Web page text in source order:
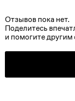
Отзывов пока нет.
Поделитесь
и помогите